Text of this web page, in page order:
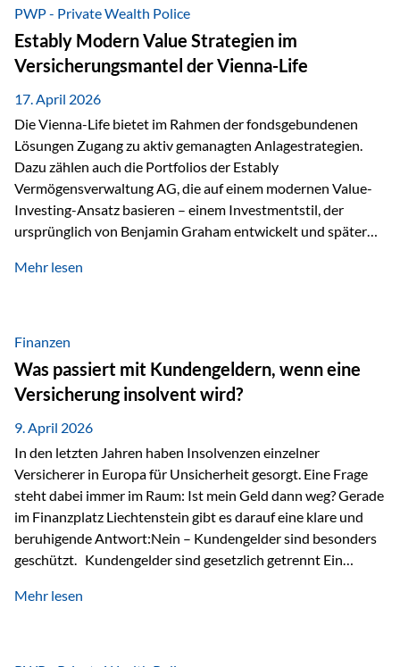
diesem Thema liefern unter anderem die praxisnahen
Ansätze von Finanzexperte Klaus Rost, der seit vielen Jahren
für eine verständliche und…
PWP - Private Wealth Police
Estably Modern Value Strategien im
Versicherungsmantel der Vienna-Life
17. April 2026
Die Vienna-Life bietet im Rahmen der fondsgebundenen
Lösungen Zugang zu aktiv gemanagten Anlagestrategien.
Dazu zählen auch die Portfolios der Estably
Vermögensverwaltung AG, die auf einem modernen Value-
Investing-Ansatz basieren – einem Investmentstil, der
ursprünglich von Benjamin Graham entwickelt und später
Modernes Value Investing als Grundlage Der
Fokus stehen Unternehmen, deren Börsenkurs unter ihrem
inneren Wert liegt. Neben klassischen
Bewertungskennzahlen werden auch qualitative Faktoren
wie Geschäftsmodell, Wettbewerbsvorteile und
Managementqualität…
Mehr lesen
Finanzen
Was passiert mit Kundengeldern, wenn eine
Versicherung insolvent wird?
9. April 2026
In den letzten Jahren haben Insolvenzen einzelner
Versicherer in Europa für Unsicherheit gesorgt. Eine Frage
steht dabei immer im Raum: Ist mein Geld dann weg? Gerade
im Finanzplatz Liechtenstein gibt es darauf eine klare und
beruhigende Antwort:Nein – Kundengelder sind besonders
geschützt. Kundengelder sind gesetzlich getrennt Ein
sogenannte Sondermasse. Das bedeutet:Die
Mehr lesen